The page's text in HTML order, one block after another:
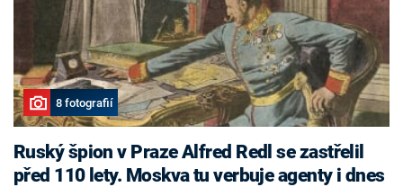
8 fotografií
Ruský špion v Praze Alfred Redl se zastřelil
před 110 lety. Moskva tu verbuje agenty i dnes